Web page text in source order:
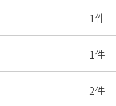
1件
1件
2件